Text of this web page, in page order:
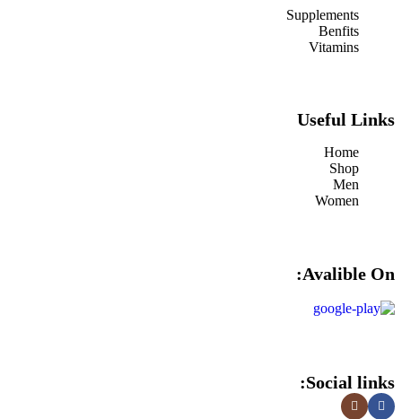
Supplements
Benfits
Vitamins
Useful Links
Home
Shop
Men
Women
Avalible On:
Social links: